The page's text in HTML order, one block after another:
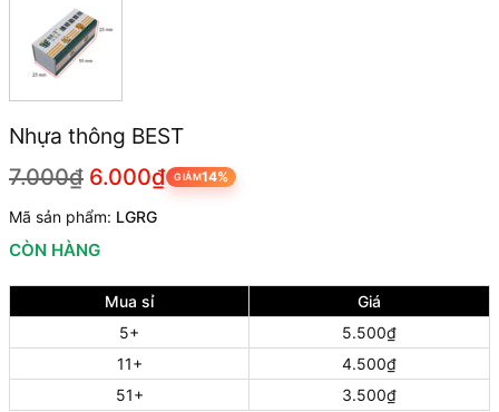
Nhựa thông BEST
7.000₫ 6.000₫ GIẢM14%
Mã sản phẩm: LGRG
CÒN HÀNG
Mua sỉ
Giá
5+
5.500₫
11+
4.500₫
51+
3.500₫